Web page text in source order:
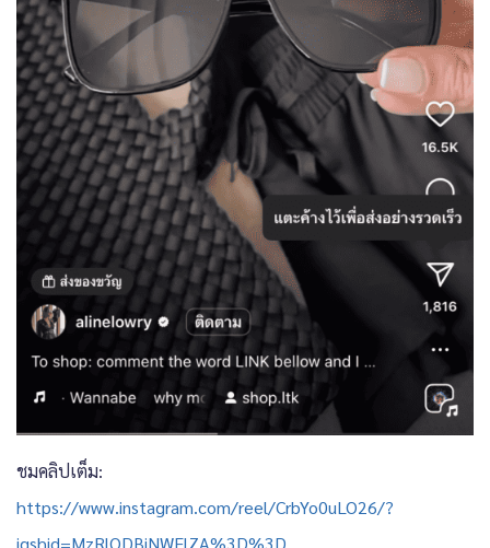
ชมคลิปเต็ม:
https://www.instagram.com/reel/CrbYo0uLO26/?
igshid=MzRlODBiNWFlZA%3D%3D